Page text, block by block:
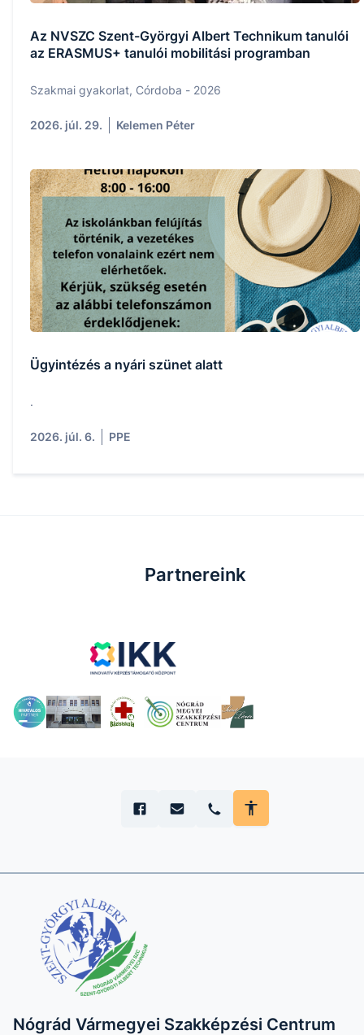
Az NVSZC Szent-Györgyi Albert Technikum tanulói
az ERASMUS+ tanulói mobilitási programban
Szakmai gyakorlat, Córdoba - 2026
2026. júl. 29. Kelemen Péter
Ügyintézés a nyári szünet alatt
.
2026. júl. 6. PPE
Partnereink
Nógrád Vármegyei Szakképzési Centrum